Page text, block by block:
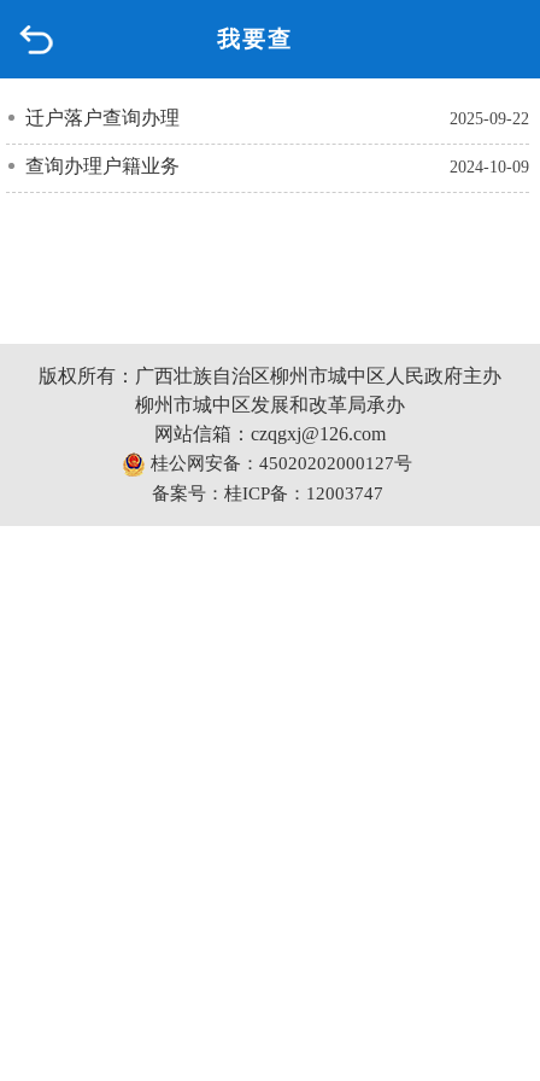
我要查
品质城中
新闻中心
互动回应
2025-09-22
迁户落户查询办理
2024-10-09
查询办理户籍业务
版权所有：广西壮族自治区柳州市城中区人民政府主办
柳州市城中区发展和改革局承办
网站信箱：czqgxj@126.com
桂公网安备：45020202000127号
备案号：桂ICP备：12003747